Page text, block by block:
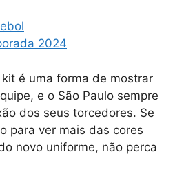
2024
é uma forma de mostrar
e o São Paulo sempre
dos seus torcedores. Se
para ver mais das cores
novo uniforme, não perca